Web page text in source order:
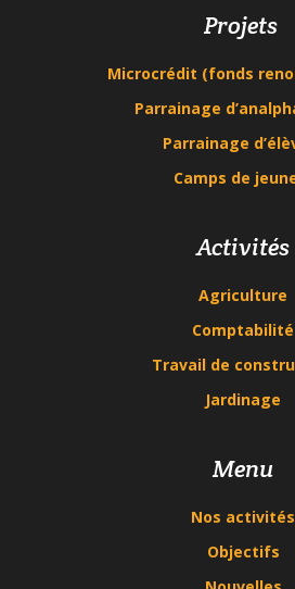
Projets
Microcrédit (fonds
Parrainage
Parrainage
Camps de
Activités
Agriculture
Comptabilité
Travail de
Jardinage
Menu
Nos activités
Objectifs